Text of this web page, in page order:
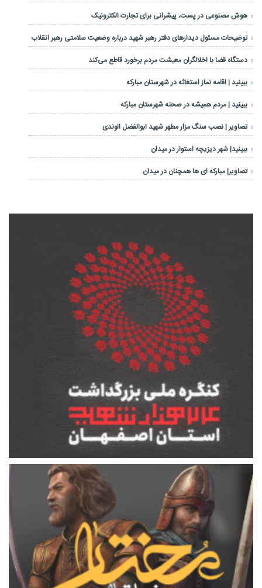
هوش مصنوعی در پست، پیشرانی برای تجارت الکترونیک
توضیحات مسئول دیدارهای دفتر رهبر شهید درباره وضعیت سلامتی رهبر انقلاب
دستگاه قضا با اخلالگران معیشت مردم برخورد قاطع می‌کند
ببینید | اقامه نماز استغاثه در شهرستان مبارکه
ببینید | مردم همیشه در صحنه شهرستان مبارکه
تصاویر | نصب سنگ مزار مطهر شهید ابوالفضل الوندی
ببینید| شهر دیزیچه استوار در میدان
تصاویر| مبارکه ای ها همچنان در میدان